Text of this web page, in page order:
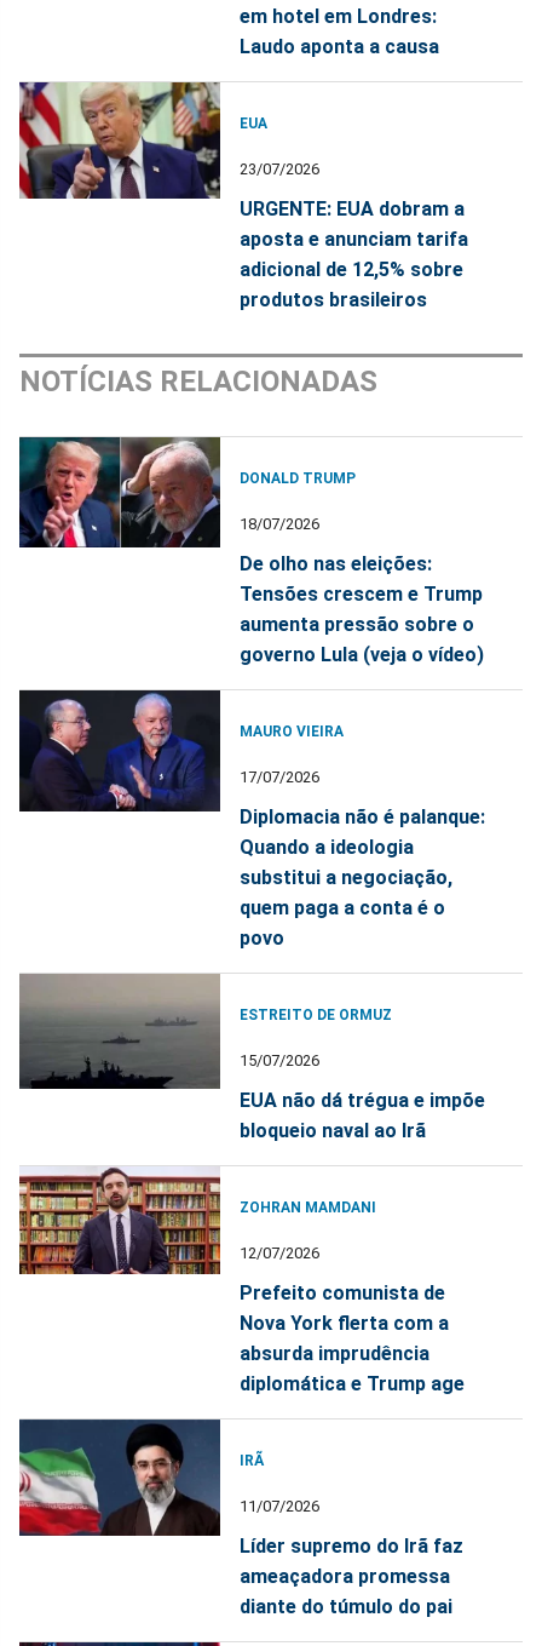
em hotel em Londres:
Laudo aponta a causa
EUA
23/07/2026
URGENTE: EUA dobram a
aposta e anunciam tarifa
adicional de 12,5% sobre
produtos brasileiros
NOTÍCIAS RELACIONADAS
DONALD TRUMP
18/07/2026
De olho nas eleições:
Tensões crescem e Trump
aumenta pressão sobre o
governo Lula (veja o vídeo)
MAURO VIEIRA
17/07/2026
Diplomacia não é palanque:
Quando a ideologia
substitui a negociação,
quem paga a conta é o
povo
ESTREITO DE ORMUZ
15/07/2026
EUA não dá trégua e impõe
bloqueio naval ao Irã
ZOHRAN MAMDANI
12/07/2026
Prefeito comunista de
Nova York flerta com a
absurda imprudência
diplomática e Trump age
IRÃ
11/07/2026
Líder supremo do Irã faz
ameaçadora promessa
diante do túmulo do pai